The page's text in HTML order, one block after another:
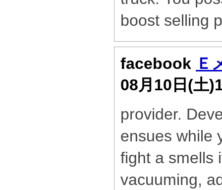
boost selling
facebook Ｅ
08月10日(土
provider.
ensues while
fight a smells
vacuuming,